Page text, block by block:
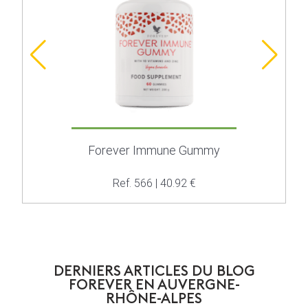
Forever Immune Gummy
Ref. 566 | 40.92 €
DERNIERS ARTICLES DU BLOG
FOREVER EN AUVERGNE-
RHÔNE-ALPES